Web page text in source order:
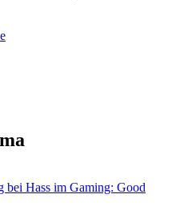
bei Hass im Gaming: Good